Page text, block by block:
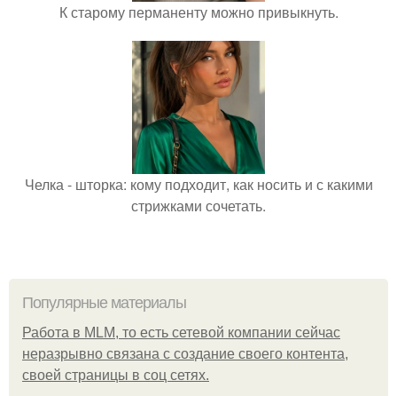
К старому перманенту можно привыкнуть.
Челка - шторка: кому подходит, как носить и с какими
стрижками сочетать.
Популярные материалы
Работа в MLM, то есть сетевой компании сейчас
неразрывно связана с создание своего контента,
своей страницы в соц сетях.